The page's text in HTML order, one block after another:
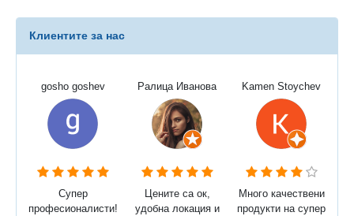
Клиентите за нас
gosho goshev
Супер
професионалисти!
Ралица Иванова
Цените са ок,
удобна локация и
Kamen Stoychev
Много качествени
продукти на супер